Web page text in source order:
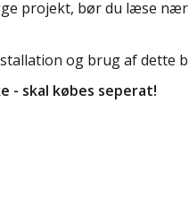
projekt, bør du læse
og brug af dette
- skal købes seperat!